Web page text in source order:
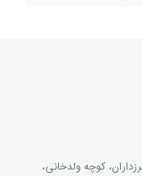
کوچه ولدخانی،